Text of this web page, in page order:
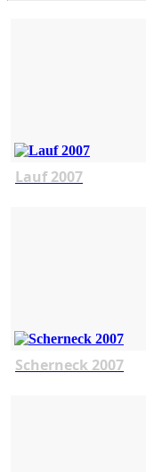
Lauf 2007
Scherneck 2007